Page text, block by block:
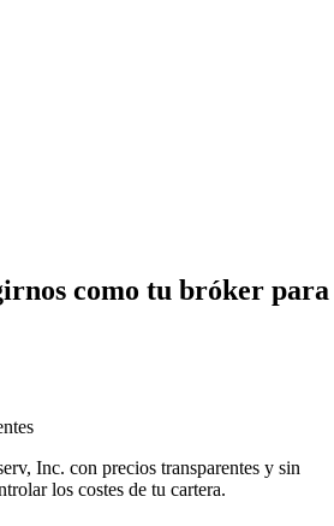
como tu bróker para
Inc. con precios transparentes y sin
los costes de tu cartera.